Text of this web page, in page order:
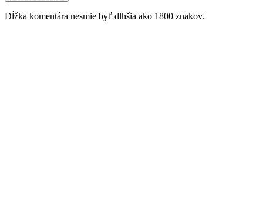
Dĺžka komentára nesmie byť dlhšia ako 1800 znakov.